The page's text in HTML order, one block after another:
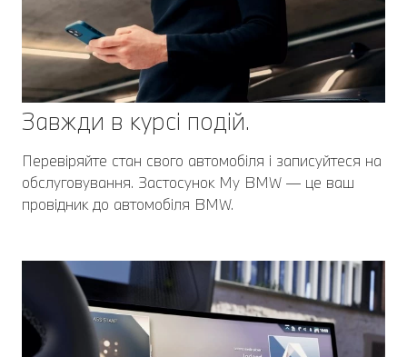
Завжди в курсі подій.
Перевіряйте стан свого автомобіля і записуйтеся на
обслуговування. Застосунок My BMW — це ваш
провідник до автомобіля BMW.